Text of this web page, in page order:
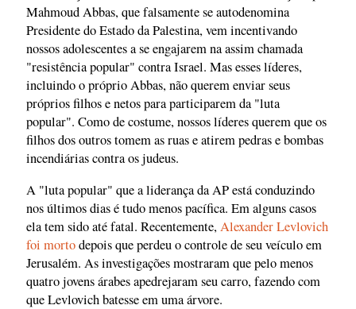
Mahmoud Abbas, que falsamente se autodenomina
Presidente do Estado da Palestina, vem incentivando
nossos adolescentes a se engajarem na assim chamada
"resistência popular" contra Israel. Mas esses líderes,
incluindo o próprio Abbas, não querem enviar seus
próprios filhos e netos para participarem da "luta
popular". Como de costume, nossos líderes querem que os
filhos dos outros tomem as ruas e atirem pedras e bombas
incendiárias contra os judeus.
A "luta popular" que a liderança da AP está conduzindo
nos últimos dias é tudo menos pacífica. Em alguns casos
ela tem sido até fatal. Recentemente,Alexander Levlovich
foi mortodepois que perdeu o controle de seu veículo em
Jerusalém. As investigações mostraram que pelo menos
quatro jovens árabes apedrejaram seu carro, fazendo com
que Levlovich batesse em uma árvore.